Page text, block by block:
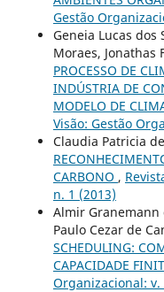
Gestão
Geneia Lucas dos
Moraes, Jonathas
PROCESSO DE
INDÚSTRIA DE
MODELO DE
Visão: Gestão
Claudia Patricia
CARBONO ,
n. 1 (2013)
Almir Granemann
Paulo Cezar de
SCHEDULING:
CAPACIDADE
Organizacional: v.